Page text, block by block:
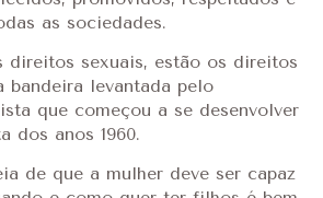
as sociedades.
direitos sexuais, estão os direitos
bandeira levantada pelo
que começou a se desenvolver
dos anos 1960.
de que a mulher deve ser capaz